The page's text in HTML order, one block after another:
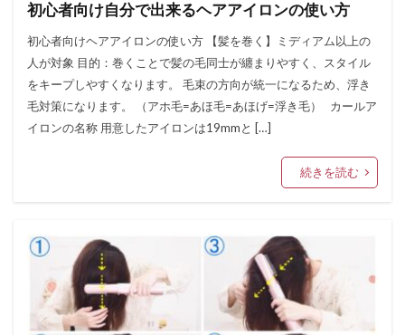
初心者向け自分で出来るヘアアイロンの使い方
初心者向けヘアアイロンの使い方 【髪を巻く】ミディアム以上の
人が対象 目的：巻くことで髪の毛同士が纏まりやすく、スタイル
をキープしやすくなります。 毛束の方向が統一になるため、浮き
毛対策になります。 （アホ毛=あほ毛=あほげ=浮き毛） カールア
イロンの名称 用意したアイロンは19mmと […]
続きを読む